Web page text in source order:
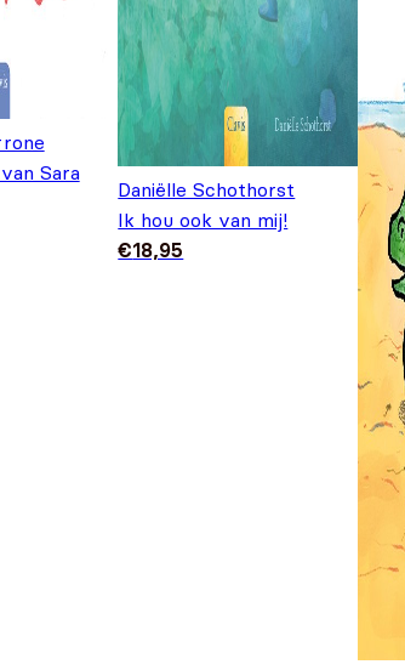
Sara
Daniëlle Schothorst
Ik hou ook van mij!
€18,95